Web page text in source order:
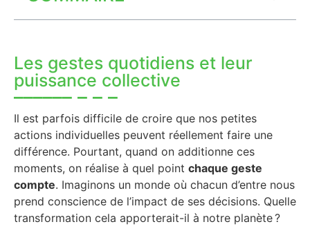
Les gestes quotidiens et leur
puissance collective
Il est parfois difficile de croire que nos petites
actions individuelles peuvent réellement faire une
différence. Pourtant, quand on additionne ces
moments, on réalise à quel point chaque geste
compte. Imaginons un monde où chacun d’entre nous
prend conscience de l’impact de ses décisions. Quelle
transformation cela apporterait-il à notre planète ?